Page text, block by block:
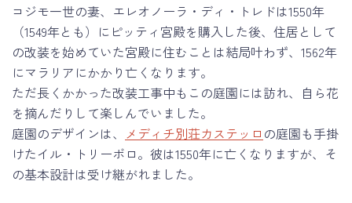
コジモ一世の妻、エレオノーラ・ディ・トレドは1550年
（1549年とも）にピッティ宮殿を購入した後、住居として
の改装を始めていた宮殿に住むことは結局叶わず、1562年
にマラリアにかかり亡くなります。
ただ長くかかった改装工事中もこの庭園には訪れ、自ら花
を摘んだりして楽しんでいました。
庭園のデザインは、 メディチ別荘カステッロ の庭園も手掛
けたイル・トリーボロ。彼は1550年に亡くなりますが、そ
の基本設計は受け継がれました。